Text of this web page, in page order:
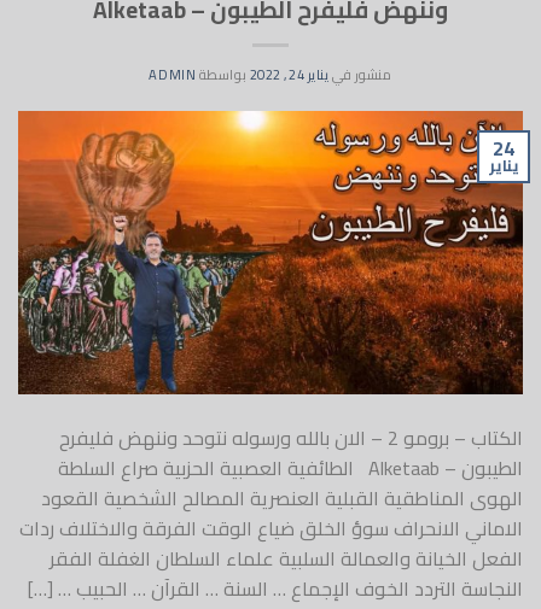
وننهض فليفرح الطيبون – Alketaab
منشور فييناير 24, 2022 بواسطةADMIN
24
يناير
الكتاب – برومو 2 – الان بالله ورسوله نتوحد وننهض فليفرح
الطيبون – Alketaab الطائفية العصبية الحزبية صراع السلطة
الهوى المناطقية القبلية العنصرية المصالح الشخصية القعود
الاماني الانحراف سوؤ الخلق ضياع الوقت الفرقة والاختلاف ردات
الفعل الخيانة والعمالة السلبية علماء السلطان الغفلة الفقر
النجاسة التردد الخوف الإجماع … السنة … القرآن … الحبيب … […]